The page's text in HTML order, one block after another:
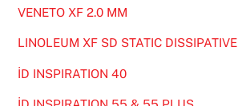
VENETO XF 2.0 MM
LINOLEUM XF SD STATIC DISSIPATIVE
İD INSPIRATION 40